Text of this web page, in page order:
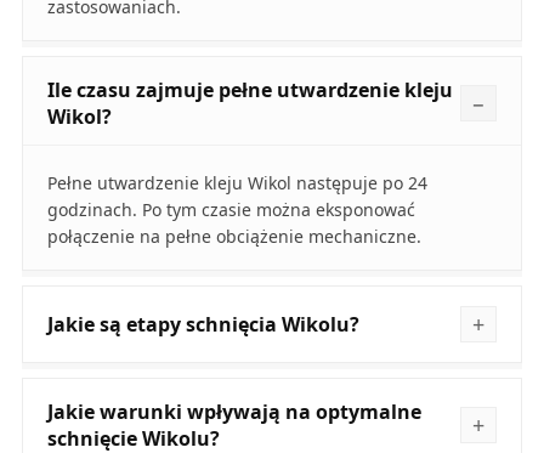
zastosowaniach.
Ile czasu zajmuje pełne utwardzenie kleju
Wikol?
Pełne utwardzenie kleju Wikol następuje po 24
godzinach. Po tym czasie można eksponować
połączenie na pełne obciążenie mechaniczne.
Jakie są etapy schnięcia Wikolu?
Jakie warunki wpływają na optymalne
schnięcie Wikolu?